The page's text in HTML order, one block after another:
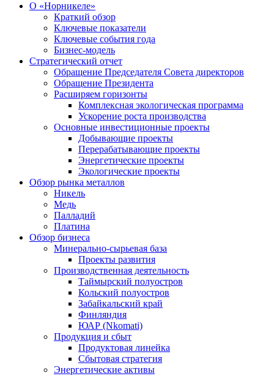
О «Норникеле»
Краткий обзор
Ключевые показатели
Ключевые события года
Бизнес-модель
Стратегический отчет
Обращение Председателя Совета директоров
Обращение Президента
Расширяем горизонты
Комплексная экологическая программа
Ускорение роста производства
Основные инвестиционные проекты
Добывающие проекты
Перерабатывающие проекты
Энергетические проекты
Экологические проекты
Обзор рынка металлов
Никель
Медь
Палладий
Платина
Обзор бизнеса
Минерально-сырьевая база
Проекты развития
Производственная деятельность
Таймырский полуостров
Кольский полуостров
Забайкальский край
Финляндия
ЮАР (Nkomati)
Продукция и сбыт
Продуктовая линейка
Сбытовая стратегия
Энергетические активы